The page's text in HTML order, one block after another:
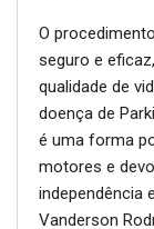
O
seguro e
qualidade de
doença de
é uma forma
motores e
independência
Vanderson